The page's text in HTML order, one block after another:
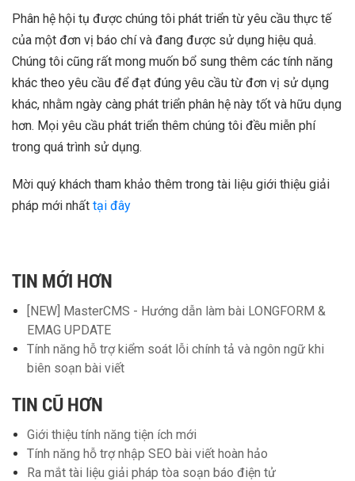
Phân hệ hội tụ được chúng tôi phát triển từ yêu cầu thực tế
của một đơn vị báo chí và đang được sử dụng hiệu quả.
Chúng tôi cũng rất mong muốn bổ sung thêm các tính năng
khác theo yêu cầu để đạt đúng yêu cầu từ đơn vị sử dụng
khác, nhằm ngày càng phát triển phân hệ này tốt và hữu dụng
hơn. Mọi yêu cầu phát triển thêm chúng tôi đều miễn phí
trong quá trình sử dụng.
Mời quý khách tham khảo thêm trong tài liệu giới thiệu giải
pháp mới nhất tại đây
TIN MỚI HƠN
[NEW] MasterCMS - Hướng dẫn làm bài LONGFORM &
EMAG UPDATE
Tính năng hỗ trợ kiểm soát lỗi chính tả và ngôn ngữ khi
biên soạn bài viết
TIN CŨ HƠN
Giới thiệu tính năng tiện ích mới
Tính năng hỗ trợ nhập SEO bài viết hoàn hảo
Ra mắt tài liệu giải pháp tòa soạn báo điện tử